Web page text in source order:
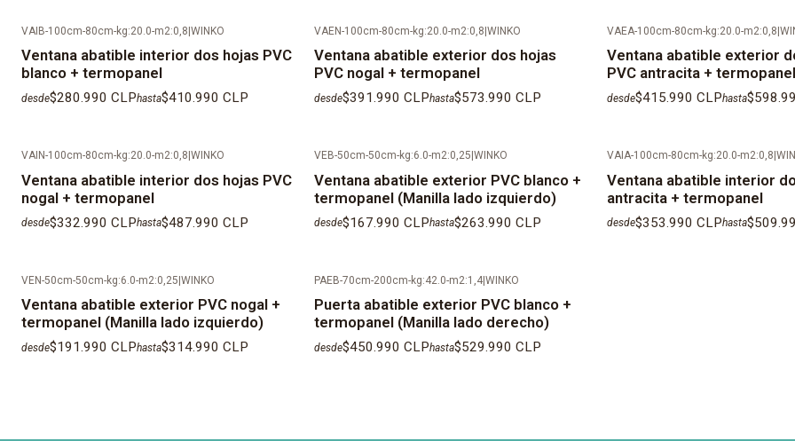
Color de las
KIT de
corresponde).
despacho
VAIB-100cm-80cm-kg:20.0-m2:0,8 WINKO
Ventana abatible interior dos hojas PVC
blanco + termopanel
desde$280.990 CLPhasta$410.990 CLP
VAEN-100cm-80cm-kg:20.0-m2:0,8 WINKO
Ventana abatible exterior dos hojas
PVC nogal + termopanel
desde$391.990 CLPhasta$573.990 CLP
VAEA-100cm-80cm-kg:20.0-m2:0,8
Ventana abatible exterior
PVC antracita + termopanel
desde$415.990 CLPhasta
VAIN-100cm-80cm-kg:20.0-m2:0,8 WINKO
Ventana abatible interior dos hojas PVC
nogal + termopanel
desde$332.990 CLPhasta$487.990 CLP
VEB-50cm-50cm-kg:6.0-m2:0,25 WINKO
Ventana abatible exterior PVC blanco +
termopanel (Manilla lado izquierdo)
desde$167.990 CLPhasta$263.990 CLP
VAIA-100cm-80cm-kg:20.0-m2:0,8
Ventana abatible interior
antracita + termopanel
desde$353.990 CLPhasta
VEN-50cm-50cm-kg:6.0-m2:0,25|WINKO
Ventana abatible exterior PVC nogal +
termopanel (Manilla lado izquierdo)
desde$191.990 CLPhasta$314.990 CLP
PAEB-70cm-200cm-kg:42.0-m2:1,4|WINKO
Puerta abatible exterior PVC blanco +
termopanel (Manilla lado derecho)
desde$450.990 CLPhasta$529.990 CLP